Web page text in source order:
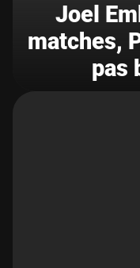
Joel
matches,
pas